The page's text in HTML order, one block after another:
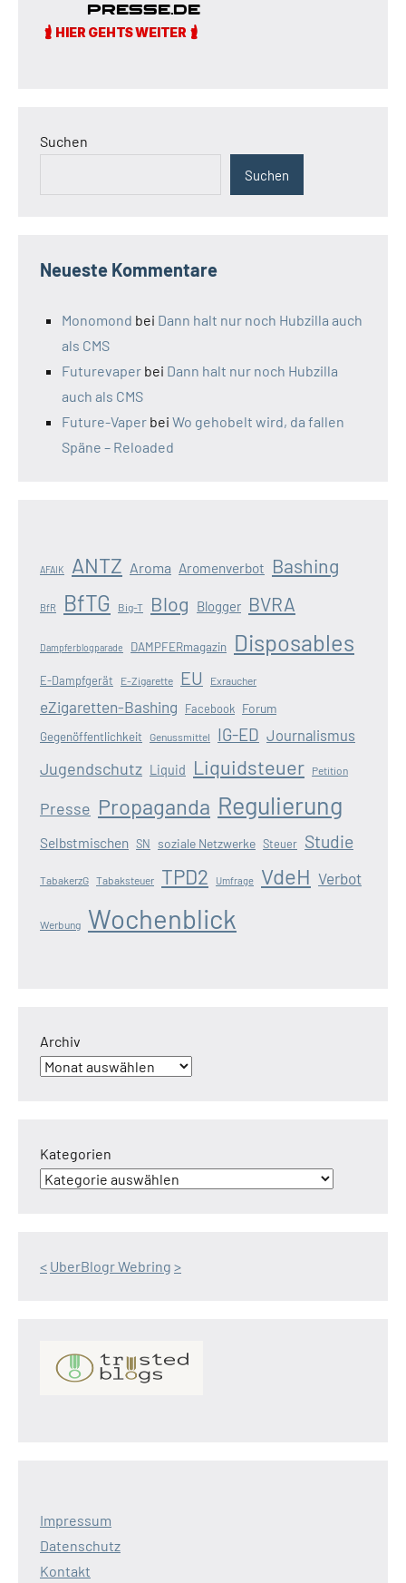
Suchen
Suchen
Neueste Kommentare
Monomond bei Dann halt nur noch Hubzilla auch
als CMS
Futurevaper bei Dann halt nur noch Hubzilla
auch als CMS
Future-Vaper bei Wo gehobelt wird, da fallen
Späne – Reloaded
AFAIK ANTZ Aroma Aromenverbot Bashing
BfR BfTG Big-T Blog Blogger BVRA
Dampferblogparade DAMPFERmagazin Disposables
E-Dampfgerät E-Zigarette EU Exraucher
eZigaretten-Bashing Facebook Forum
Gegenöffentlichkeit Genussmittel IG-ED Journalismus
Jugendschutz Liquid Liquidsteuer Petition
Presse Propaganda Regulierung
Selbstmischen SN soziale Netzwerke Steuer Studie
TabakerzG Tabaksteuer TPD2 Umfrage VdeH Verbot
Werbung Wochenblick
Archiv
Kategorien
< UberBlogr Webring >
Impressum
Datenschutz
Kontakt